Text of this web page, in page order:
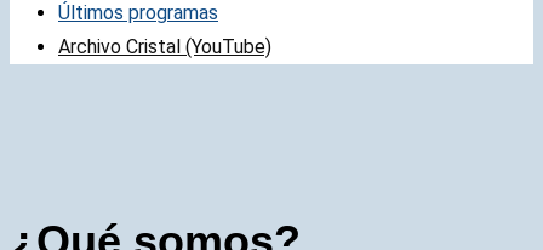
Últimos programas
Archivo Cristal (YouTube)